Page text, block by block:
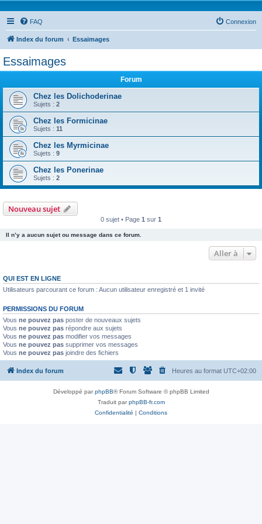
FAQ Connexion
Index du forum Essaimages
Essaimages
Forum
Chez les Dolichoderinae
Sujets : 2
Chez les Formicinae
Sujets : 11
Chez les Myrmicinae
Sujets : 9
Chez les Ponerinae
Sujets : 2
Nouveau sujet
0 sujet • Page 1 sur 1
Il n’y a aucun sujet ou message dans ce forum.
Aller à
QUI EST EN LIGNE
Utilisateurs parcourant ce forum : Aucun utilisateur enregistré et 1 invité
PERMISSIONS DU FORUM
Vous ne pouvez pas poster de nouveaux sujets
Vous ne pouvez pas répondre aux sujets
Vous ne pouvez pas modifier vos messages
Vous ne pouvez pas supprimer vos messages
Vous ne pouvez pas joindre des fichiers
Index du forum Heures au format UTC+02:00
Développé parphpBB® Forum Software © phpBB Limited
Traduit parphpBB-fr.com
Confidentialité | Conditions